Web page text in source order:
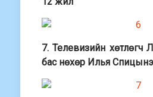
7. Телевизийн хөтлөгч
бас нөхөр Илья